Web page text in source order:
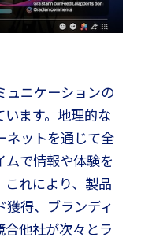
ュニケーションの
ます。地理的な
ネットを通じて全
で情報や体験を
れにより、製品
得、ブランディ
他社が次々とラ